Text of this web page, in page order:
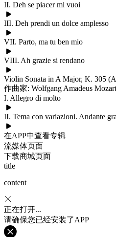
II. Deh se piacer mi vuoi
III. Deh prendi un dolce amplesso
VII. Parto, ma tu ben mio
VIII. Ah grazie si rendano
Violin Sonata in A Major, K. 305
作曲家: Wolfgang Amadeus Mozart
I. Allegro di molto
II. Tema con variazioni. Andante
在APP中查看专辑
流媒体页面
下载商城页面
title
content
正在打开...
请确保您已经安装了APP